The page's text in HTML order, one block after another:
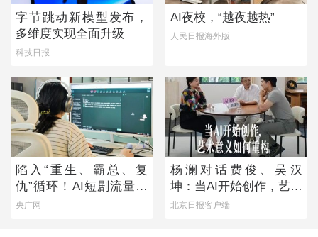
字节跳动新模型发布，
多维度实现全面升级
科技日报
AI夜校，“越夜越热”
人民日报海外版
陷入“重生、霸总、复
仇”循环！AI短剧流量狂
欢背后
央广网
杨澜对话费俊、吴汉
坤：当AI开始创作，艺术
意义如何重构
北京日报客户端